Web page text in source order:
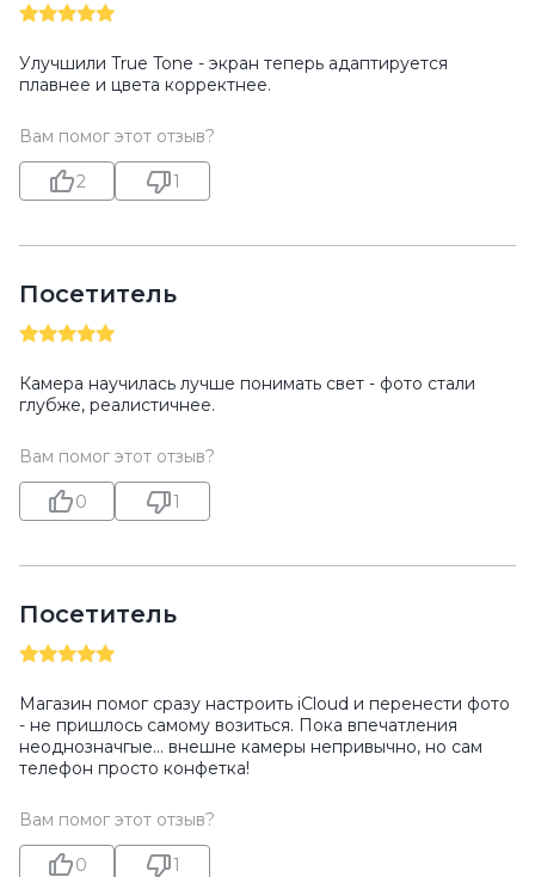
Улучшили True Tone - экран теперь адаптируется
плавнее и цвета корректнее.
Вам помог этот отзыв?
2 1
Посетитель
Камера научилась лучше понимать свет - фото стали
глубже, реалистичнее.
Вам помог этот отзыв?
0 1
Посетитель
Магазин помог сразу настроить iCloud и перенести фото
- не пришлось самому возиться. Пока впечатления
неоднозначгые… внешне камеры непривычно, но сам
телефон просто конфетка!
Вам помог этот отзыв?
0 1